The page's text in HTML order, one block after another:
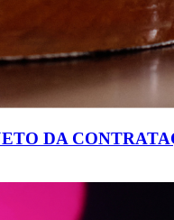
DA